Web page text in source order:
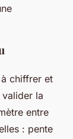
chiffrer et
la
entre
: pente